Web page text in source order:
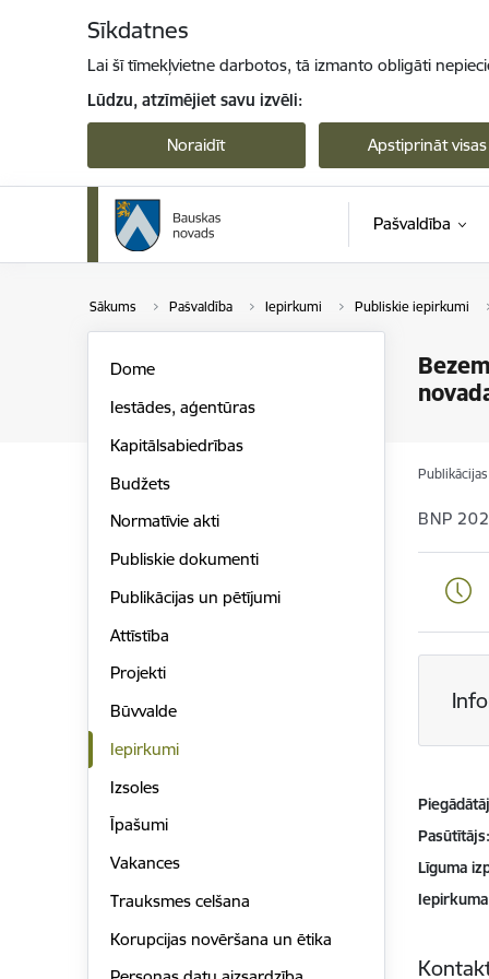
Sīkdatnes
Lai šī tīmekļvietne darbotos, tā izmanto obligāti
Lūdzu, atzīmējiet savu izvēli:
Noraidīt Apstiprināt visas
Pašvaldība
Sākums Pašvaldība Iepirkumi Publiskie iepirkumi
Dome
Iestādes, aģentūras
Kapitālsabiedrības
Budžets
Normatīvie akti
Publiskie dokumenti
Publikācijas un pētījumi
Attīstība
Projekti
Būvvalde
Iepirkumi
Izsoles
Īpašumi
Vakances
Trauksmes celšana
Korupcijas novēršana un ētika
BNP
Pasūtītājs
Līguma